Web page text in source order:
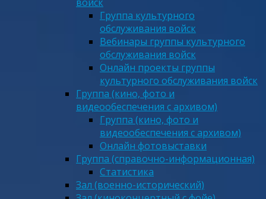
Группа культурного
обслуживания войск
Вебинары группы культурного
обслуживания войск
Онлайн проекты группы
культурного обслуживания войск
Группа (кино, фото и
видеообеспечения с архивом)
Группа (кино, фото и
видеообеспечения с архивом)
Онлайн фотовыставки
Группа (справочно-информационная)
Статистика
Зал (военно-исторический)